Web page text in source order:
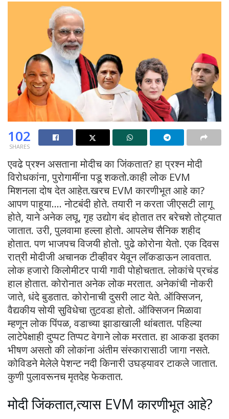
102
SHARES
एवढे प्रश्न असताना मोदीच का जिंकतात? हा प्रश्न मोदी
विरोधकांना, पुरोगामींना पडू शकतो.काही लोक EVM
मिशनला दोष देत आहेत.खरच EVM कारणीभूत आहे का?
आपण पाहूया…. नोटबंदी होते. तयारी न करता जीएसटी लागू
होते, याने अनेक लघू, गृह उद्योग बंद होतात तर बरेचशे तोट्यात
जातात. उरी, पुलवामा हल्ला होतो. आपलेच सैनिक शहीद
होतात. पण भाजपच विजयी होतो. पुढे कोरोना येतो. एक दिवस
रात्री मोदीजी अचानक टीव्हीवर येवून लॉकडाऊन लावतात.
लोक हजारो किलोमीटर पायी गावी पोहोचतात. लोकांचे प्रचंड
हाल होतात. कोरोनात अनेक लोक मरतात. अनेकांची नोकरी
जाते, धंदे बुडतात. कोरोनाची दुसरी लाट येते. ऑक्सिजन,
वैद्यकीय सोयी सुविधेचा तुटवडा होतो. ऑक्सिजन मिळावा
म्हणून लोक पिंपळ, वडाच्या झाडाखाली थांबतात. पहिल्या
लाटेपेक्षाही दुप्पट तिप्पट वेगाने लोक मरतात. हा आकडा इतका
भीषण असतो की लोकांना अंतीम संस्कारासाठी जागा नसते.
कोविडने मेलेले पेशन्ट नदी किनारी उघड्यावर टाकले जातात.
कुणी पुलावरूनच मृतदेह फेकतात.
मोदी जिंकतात,त्यास EVM कारणीभूत आहे?